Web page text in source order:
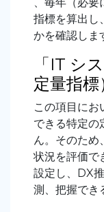
指標を算出し
かを確認しま
「IT シ
定量指
この項目にお
できる特定の
ん。そのため
状況を評価で
設定し、DX
測、把握でき